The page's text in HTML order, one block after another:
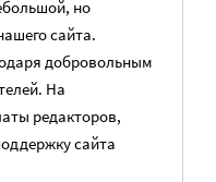
но
сайта.
добровольным
На
редакторов,
сайта